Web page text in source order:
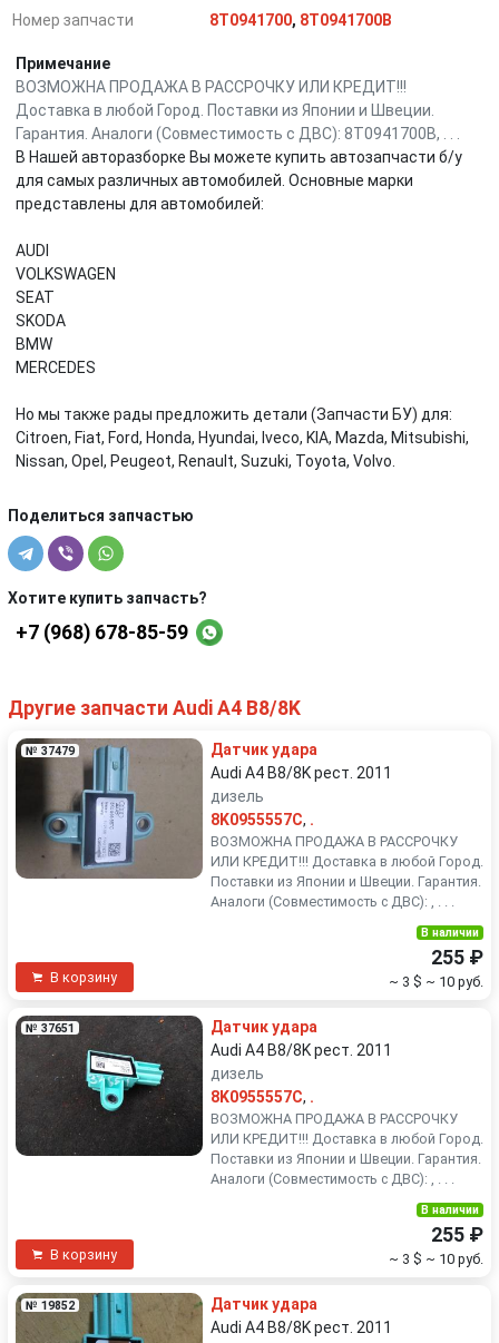
Номер запчасти
8T0941700, 8T0941700B
Примечание
ВОЗМОЖНА ПРОДАЖА В РАССРОЧКУ ИЛИ КРЕДИТ!!!
Доставка в любой Город. Поставки из Японии и Швеции.
Гарантия. Аналоги (Совместимость с ДВС): 8T0941700B, . . .
В Нашей авторазборке Вы можете купить автозапчасти б/у
для самых различных автомобилей. Основные марки
представлены для автомобилей:
AUDI
VOLKSWAGEN
SEAT
SKODA
BMW
MERCEDES
Но мы также рады предложить детали (Запчасти БУ) для:
Citroen, Fiat, Ford, Honda, Hyundai, Iveco, KIA, Mazda, Mitsubishi,
Nissan, Opel, Peugeot, Renault, Suzuki, Toyota, Volvo.
Поделиться запчастью
Хотите купить запчасть?
+7 (968) 678-85-59
Другие запчасти Audi A4 B8/8K
№ 37479
Датчик удара
Audi A4 B8/8K рест. 2011
дизель
8K0955557C, .
ВОЗМОЖНА ПРОДАЖА В РАССРОЧКУ
ИЛИ КРЕДИТ!!! Доставка в любой Город.
Поставки из Японии и Швеции. Гарантия.
Аналоги (Совместимость с ДВС): , . . .
В корзину
В наличии
255 ₽
~ 3 $ ~ 10 руб.
№ 37651
Датчик удара
Audi A4 B8/8K рест. 2011
дизель
8K0955557C, .
ВОЗМОЖНА ПРОДАЖА В РАССРОЧКУ
ИЛИ КРЕДИТ!!! Доставка в любой Город.
Поставки из Японии и Швеции. Гарантия.
Аналоги (Совместимость с ДВС): , . . .
В корзину
В наличии
255 ₽
~ 3 $ ~ 10 руб.
№ 19852
Датчик удара
Audi A4 B8/8K рест. 2011